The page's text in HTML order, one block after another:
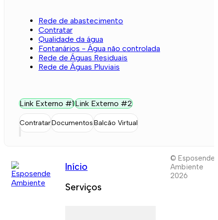
Rede de abastecimento
Contratar
Qualidade da água
Fontanários - Água não controlada
Rede de Águas Residuais
Rede de Águas Pluviais
Link Externo #1Link Externo #2
ContratarDocumentosBalcão Virtual
Início
Serviços
© Esposende
Ambiente
2026